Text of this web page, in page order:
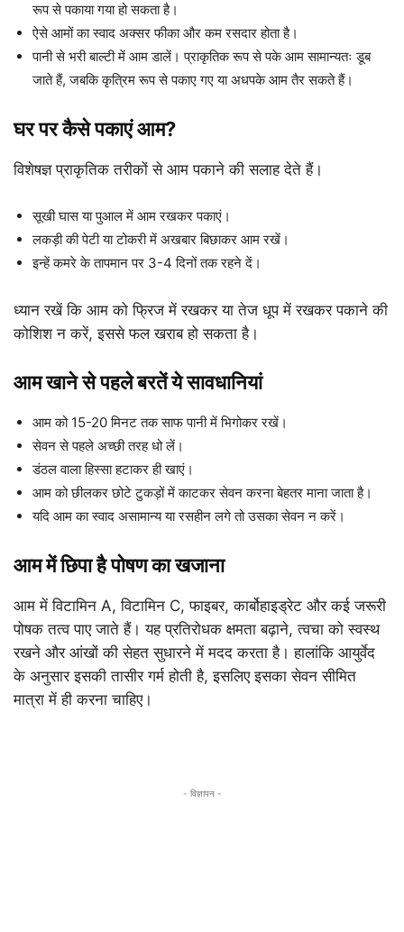
रूप से पकाया गया हो सकता है।
ऐसे आमों का स्वाद अक्सर फीका और कम रसदार होता है।
पानी से भरी बाल्टी में आम डालें। प्राकृतिक रूप से पके आम सामान्यतः डूब
जाते हैं, जबकि कृत्रिम रूप से पकाए गए या अधपके आम तैर सकते हैं।
घर पर कैसे पकाएं आम?
विशेषज्ञ प्राकृतिक तरीकों से आम पकाने की सलाह देते हैं।
सूखी घास या पुआल में आम रखकर पकाएं।
लकड़ी की पेटी या टोकरी में अखबार बिछाकर आम रखें।
इन्हें कमरे के तापमान पर 3-4 दिनों तक रहने दें।
ध्यान रखें कि आम को फ्रिज में रखकर या तेज धूप में रखकर पकाने की
कोशिश न करें, इससे फल खराब हो सकता है।
आम खाने से पहले बरतें ये सावधानियां
आम को 15-20 मिनट तक साफ पानी में भिगोकर रखें।
सेवन से पहले अच्छी तरह धो लें।
डंठल वाला हिस्सा हटाकर ही खाएं।
आम को छीलकर छोटे टुकड़ों में काटकर सेवन करना बेहतर माना जाता है।
यदि आम का स्वाद असामान्य या रसहीन लगे तो उसका सेवन न करें।
आम में छिपा है पोषण का खजाना
आम में विटामिन A, विटामिन C, फाइबर, कार्बोहाइड्रेट और कई जरूरी
पोषक तत्व पाए जाते हैं। यह प्रतिरोधक क्षमता बढ़ाने, त्वचा को स्वस्थ
रखने और आंखों की सेहत सुधारने में मदद करता है। हालांकि आयुर्वेद
के अनुसार इसकी तासीर गर्म होती है, इसलिए इसका सेवन सीमित
मात्रा में ही करना चाहिए।
- विज्ञापन -